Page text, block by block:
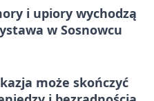
i upiory wychodzą
w Sosnowcu
może skończyć